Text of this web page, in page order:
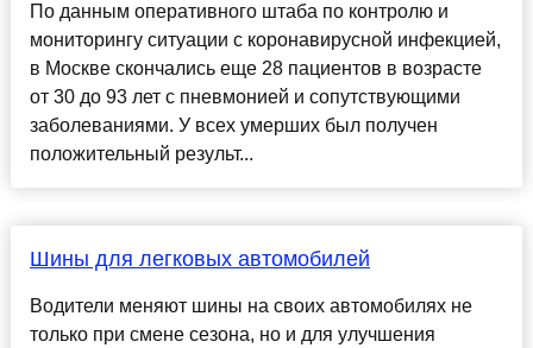
По данным оперативного штаба по контролю и
мониторингу ситуации с коронавирусной инфекцией,
в Москве скончались еще 28 пациентов в возрасте
от 30 до 93 лет с пневмонией и сопутствующими
заболеваниями. У всех умерших был получен
положительный результ...
Шины для легковых автомобилей
Водители меняют шины на своих автомобилях не
только при смене сезона, но и для улучшения